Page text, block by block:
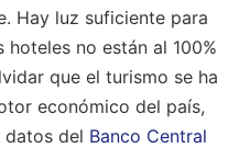
Hay luz suficiente para
no están al 100%
que el turismo se ha
económico del país,
datos del Banco Central